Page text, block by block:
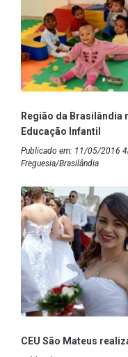
Região da Brasilândia
Educação Infantil
Publicado em: 11/05/2016
Freguesia/Brasilândia
CEU São Mateus